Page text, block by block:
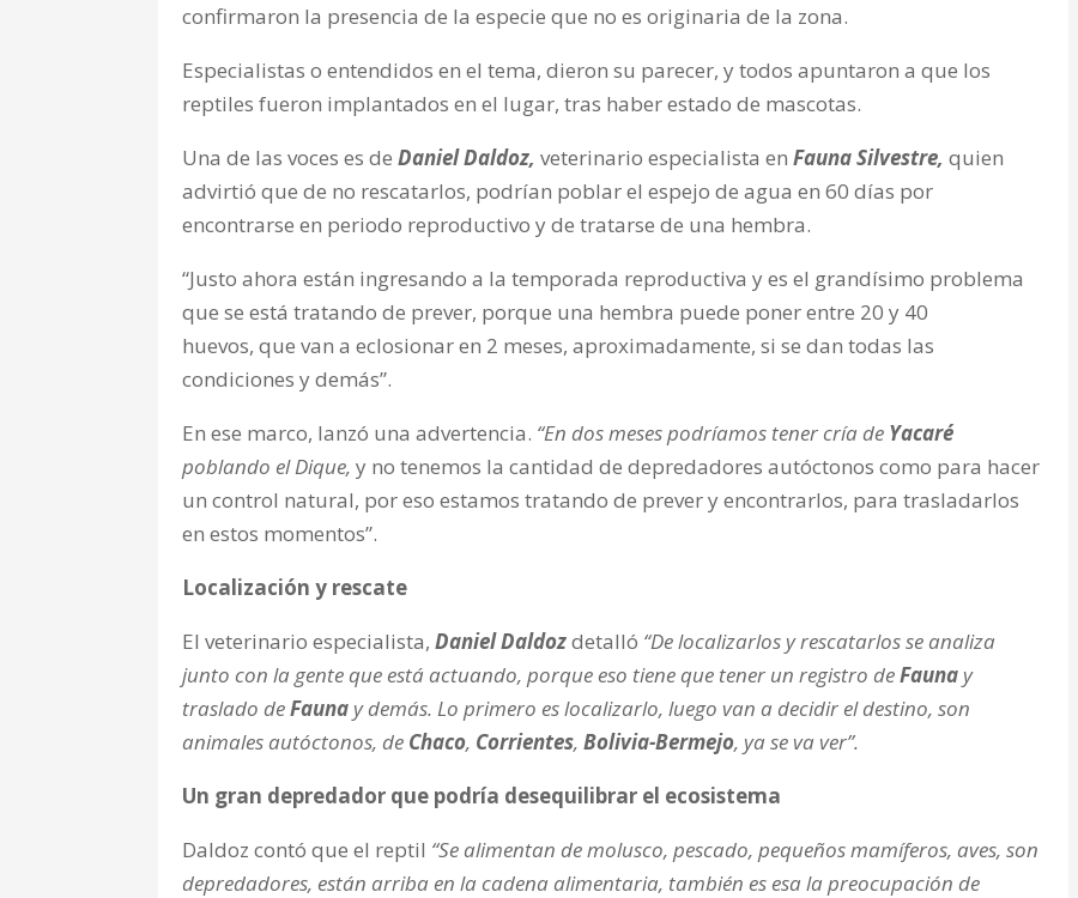
confirmaron la presencia de la especie que no es originaria de la zona.
Especialistas o entendidos en el tema, dieron su parecer, y todos apuntaron a que los
reptiles fueron implantados en el lugar, tras haber estado de mascotas.
Una de las voces es de Daniel Daldoz, veterinario especialista en Fauna Silvestre, quien
advirtió que de no rescatarlos, podrían poblar el espejo de agua en 60 días por
encontrarse en periodo reproductivo y de tratarse de una hembra.
“Justo ahora están ingresando a la temporada reproductiva y es el grandísimo problema
que se está tratando de prever, porque una hembra puede poner entre 20 y 40
huevos, que van a eclosionar en 2 meses, aproximadamente, si se dan todas las
condiciones y demás”.
En ese marco, lanzó una advertencia. “En dos meses podríamos tener cría de Yacaré
poblando el Dique, y no tenemos la cantidad de depredadores autóctonos como para hacer
un control natural, por eso estamos tratando de prever y encontrarlos, para trasladarlos
en estos momentos”.
Localización y rescate
El veterinario especialista, Daniel Daldozdetalló “De localizarlos y rescatarlos se analiza
junto con la gente que está actuando, porque eso tiene que tener un registro deFauna y
traslado deFauna y demás. Lo primero es localizarlo, luego van a decidir el destino, son
animales autóctonos, de Chaco, Corrientes, Bolivia-Bermejo, ya se va ver”.
Un gran depredador que podría desequilibrar el ecosistema
Daldoz contó que el reptil “Se alimentan de molusco, pescado, pequeños mamíferos, aves, son
depredadores, están arriba en la cadena alimentaria, también es esa la preocupación de